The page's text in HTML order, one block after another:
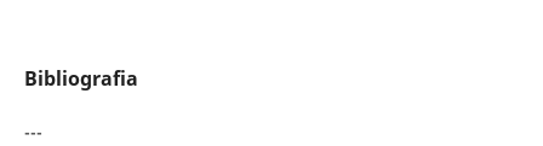
Bibliografia
---